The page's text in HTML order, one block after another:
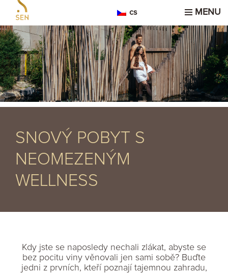
MENU
cs
SNOVÝ POBYT S
NEOMEZENÝM
WELLNESS
Kdy jste se naposledy nechali zlákat, abyste se
bez pocitu viny věnovali jen sami sobě? Buďte
jedni z prvních, kteří poznají tajemnou zahradu,